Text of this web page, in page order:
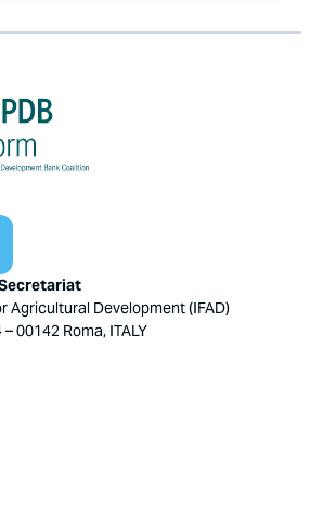
Agricultural Development (IFAD)
00142 Roma, ITALY